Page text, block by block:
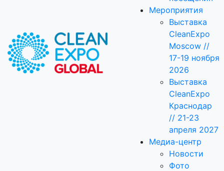
Мероприятия
Выставка
CleanExpo
Moscow //
17-19 ноября
2026
Выставка
CleanExpo
Краснодар
// 21-23
апреля 2027
Медиа-центр
Новости
Фото